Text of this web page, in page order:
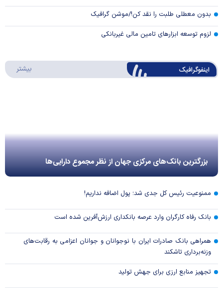
بدون معطلی طلبت را نقد کن!/موشن گرافیک
لزوم توسعه ابزارهای تامین مالی غیربانکی
اینفوگرافیک بیشتر
بزرگترین بانک‌های مرکزی جهان از نظر مجموع دارایی‌ها
ممنوعیت رئیس کل جدی شد؛ پول اضافه نداریم!
بانک رفاه کارگران وارد عرصه بانکداری ارزش‌آفرین شده است
همراهی بانک صادرات ایران با نوجوانان و جوانان اعزامی به رقابت‌های
وزنه‌برداری تاشکند
تجهیز منابع ارزی برای جهش تولید